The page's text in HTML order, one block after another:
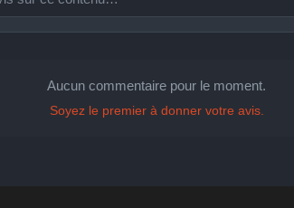
😄
Réjoui
🙂
Content
😐
Indifférent
😮
Surpris
Aucun commentaire pour le moment.
Soyez le premier à donner votre avis.